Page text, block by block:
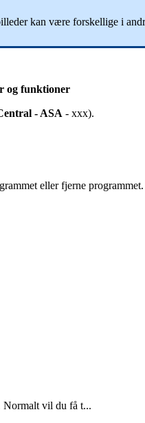
kan være forskellige i
og funktioner
- ASA - xxx).
eller fjerne programmet.
Normalt vil du få t...